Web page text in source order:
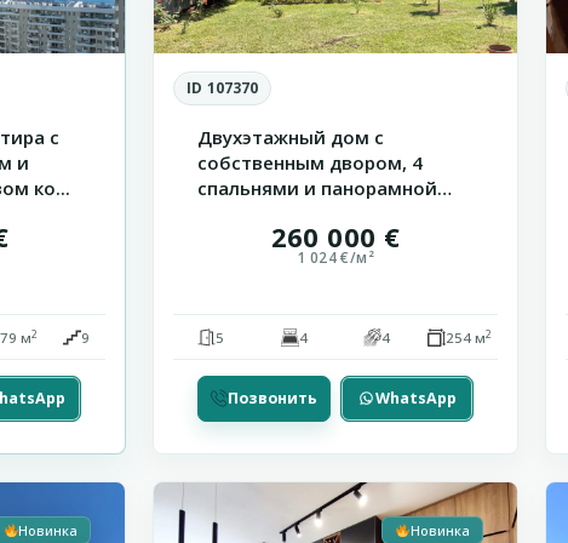
с
и
ко...
79 м2 9
ID 107370
Двухэтажный дом с
собственным двором, 4
спальнями и панорамной
260 000 €
1 024 €/м²
5 4 4 254 м2
Позвонить WhatsApp
Новинка
21
Влас
Новинка
21